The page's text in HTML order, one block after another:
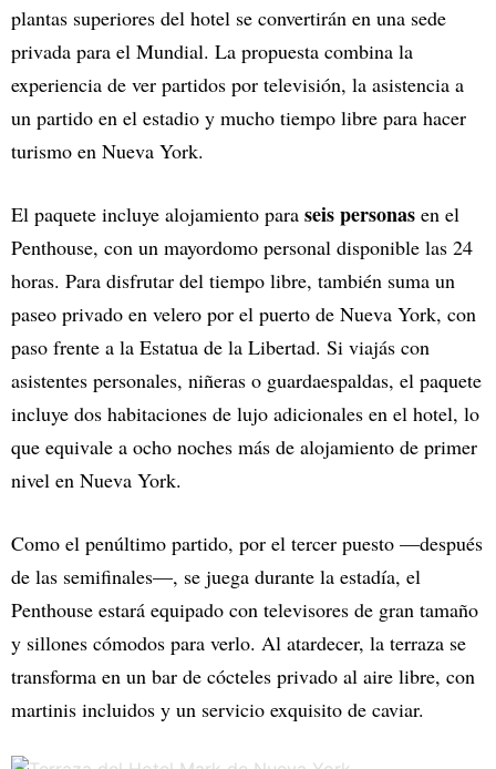
plantas superiores del hotel se convertirán en una sede
privada para el Mundial. La propuesta combina la
experiencia de ver partidos por televisión, la asistencia a
un partido en el estadio y mucho tiempo libre para hacer
turismo en Nueva York.
El paquete incluye alojamiento para seis personas en el
Penthouse, con un mayordomo personal disponible las 24
horas. Para disfrutar del tiempo libre, también suma un
paseo privado en velero por el puerto de Nueva York, con
paso frente a la Estatua de la Libertad. Si viajás con
asistentes personales, niñeras o guardaespaldas, el paquete
incluye dos habitaciones de lujo adicionales en el hotel, lo
que equivale a ocho noches más de alojamiento de primer
nivel en Nueva York.
Como el penúltimo partido, por el tercer puesto —después
de las semifinales—, se juega durante la estadía, el
Penthouse estará equipado con televisores de gran tamaño
y sillones cómodos para verlo. Al atardecer, la terraza se
transforma en un bar de cócteles privado al aire libre, con
martinis incluidos y un servicio exquisito de caviar.